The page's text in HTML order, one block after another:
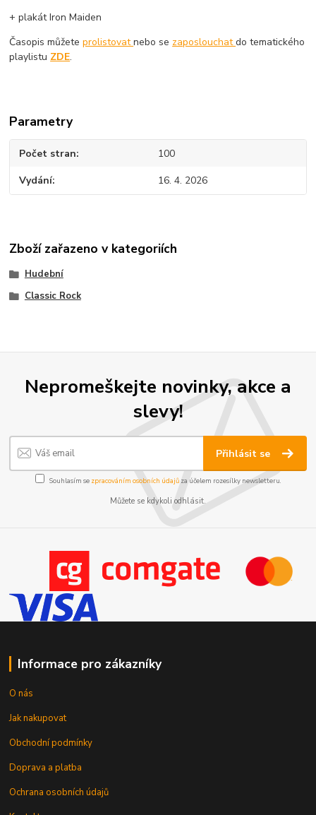
+ plakát Iron Maiden
Časopis můžeteprolistovatnebo se zaposlouchatdo tematického
playlistu ZDE.
Parametry
Počet stran 100
Vydání 16. 4. 2026
Zboží zařazeno v kategoriích
Hudební
Classic Rock
Nepromeškejte novinky, akce a
slevy!
Přihlásit se
Souhlasím se zpracováním osobních údajůza účelem rozesílky newsletteru.
Můžete se kdykoli odhlásit.
Informace pro zákazníky
O nás
Jak nakupovat
Obchodní podmínky
Doprava a platba
Ochrana osobních údajů